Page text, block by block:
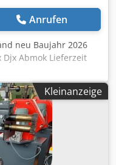
Anrufen
neu Baujahr 2026
Abmok Lieferzeit
Türkei Preis
- Baustahl 1.2 mm
nm Werkzeuganzahl 8
0.75 kW Drehzahl
Höhe 1350 mm
mit Bremse
Walzensätze
oder ENGLISCH
Kleinanzeige